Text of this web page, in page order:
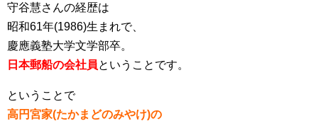
守谷慧さんの経歴は
昭和61年(1986)生まれで、
慶應義塾大学文学部卒。
日本郵船の会社員ということです。
ということで
高円宮家(たかまどのみやけ)の